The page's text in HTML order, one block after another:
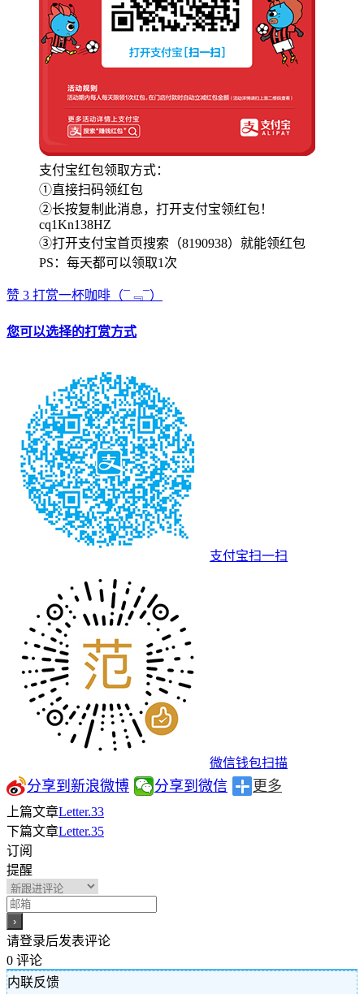
支付宝红包领取方式：
①直接扫码领红包
②长按复制此消息，打开支付宝领红包！
cq1Kn138HZ
③打开支付宝首页搜索（8190938）就能领红包
PS：每天都可以领取1次
赞 3 打赏一杯咖啡 （¯﹃¯）
您可以选择的打赏方式
支付宝扫一扫
微信钱包扫描
分享到新浪微博 分享到微信 更多
上篇文章Letter.33
下篇文章Letter.35
订阅
提醒
请登录后发表评论
0 评论
内联反馈